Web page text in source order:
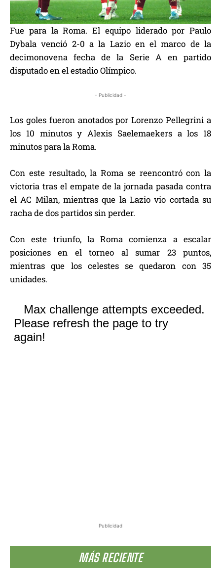
Publicidad
MÁS RECIENTE
Fue para la Roma. El equipo liderado por Paulo
Dybala venció 2-0 a la Lazio en el marco de la
decimonovena fecha de la Serie A en partido
disputado en el estadio Olímpico.
- Publicidad -
Los goles fueron anotados por Lorenzo Pellegrini a
los 10 minutos y Alexis Saelemaekers a los 18
minutos para la Roma.
Con este resultado, la Roma se reencontró con la
victoria tras el empate de la jornada pasada contra
el AC Milan, mientras que la Lazio vio cortada su
racha de dos partidos sin perder.
Con este triunfo, la Roma comienza a escalar
posiciones en el torneo al sumar 23 puntos,
mientras que los celestes se quedaron con 35
unidades.